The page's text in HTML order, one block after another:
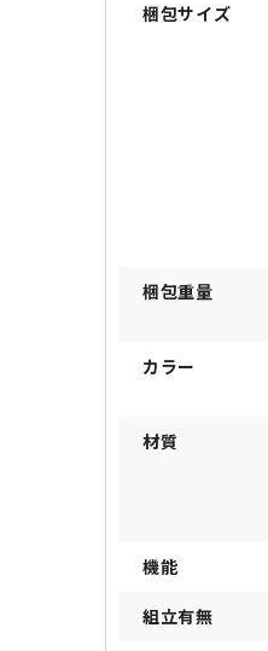
梱包サイズ
梱包重量
カラー
材質
機能
組立有無